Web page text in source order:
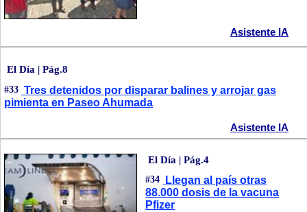
Asistente IA
El Día | Pág.8
#33 Tres detenidos por disparar balines y arrojar gas
pimienta en Paseo Ahumada
Asistente IA
El Día | Pág.4
#34
Llegan al país otras
88.000 dosis de la vacuna
Pfizer